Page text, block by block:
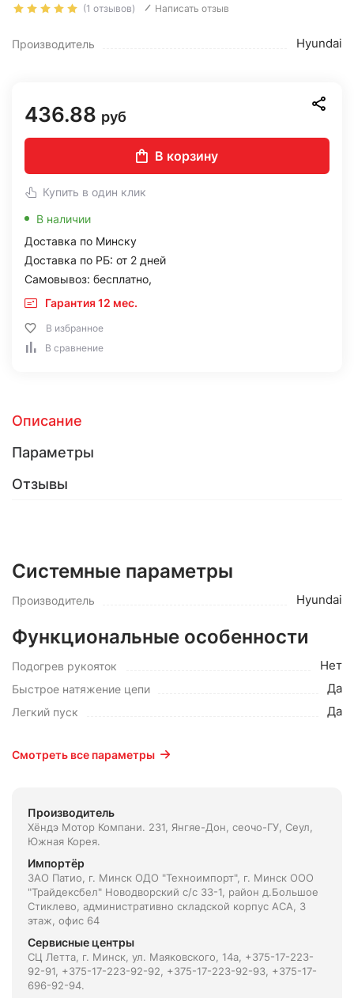
(1 отзывов) Написать отзыв
Производитель Hyundai
436.88 руб
В корзину
Купить в один клик
В наличии
Доставка по Минску
Доставка по РБ: от 2 дней
Самовывоз: бесплатно,
Гарантия 12 мес.
В избранное
В сравнение
Описание
Параметры
Отзывы
Системные параметры
Производитель Hyundai
Функциональные особенности
Подогрев рукояток Нет
Быстрое натяжение цепи Да
Легкий пуск Да
Смотреть все параметры
Производитель
Хёндэ Мотор Компани. 231, Янгяе-Дон, сеочо-ГУ, Сеул,
Южная Корея.
Импортёр
ЗАО Патио, г. Минск ОДО "Техноимпорт", г. Минск ООО
"Трайдексбел" Новодворский с/с 33-1, район д.Большое
Стиклево, административно складской корпус АСА, 3
этаж, офис 64
Сервисные центры
СЦ Летта, г. Минск, ул. Маяковского, 14а, +375-17-223-
92-91, +375-17-223-92-92, +375-17-223-92-93, +375-17-
696-92-94.